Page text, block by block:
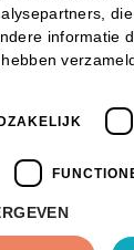
informatie